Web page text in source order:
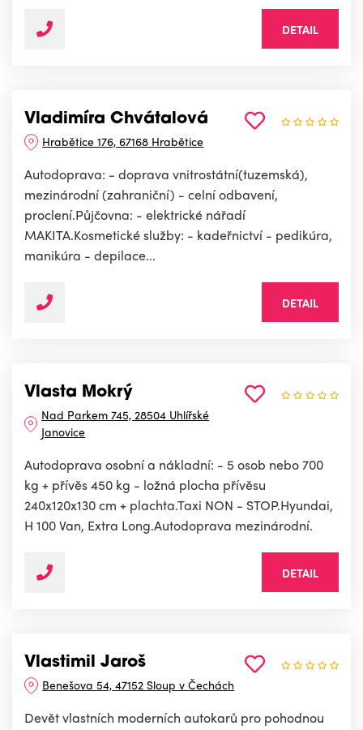
DETAIL
Vladimíra Chvátalová
Hrabětice 176, 67168 Hrabětice
Autodoprava: - doprava vnitrostátní(tuzemská),
mezinárodní (zahraniční) - celní odbavení,
proclení.Půjčovna: - elektrické nářadí
MAKITA.Kosmetické služby: - kadeřnictví - pedikúra,
manikúra - depilace...
DETAIL
Vlasta Mokrý
Nad Parkem 745, 28504 Uhlířské
Janovice
Autodoprava osobní a nákladní: - 5 osob nebo 700
kg + přívěs 450 kg - ložná plocha přívěsu
240x120x130 cm + plachta.Taxi NON - STOP.Hyundai,
H 100 Van, Extra Long.Autodoprava mezinárodní.
DETAIL
Vlastimil Jaroš
Benešova 54, 47152 Sloup v Čechách
Devět vlastních moderních autokarů pro pohodnou